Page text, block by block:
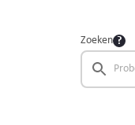
Zoeken